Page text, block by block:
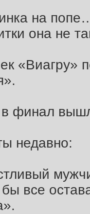
на
она не
«Виагру»
финал
недавно:
все